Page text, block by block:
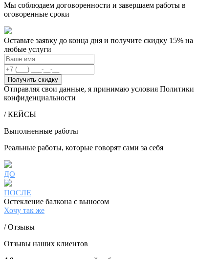
Мы соблюдаем договоренности и завершаем работы в
оговоренные сроки
Оставьте заявку до конца дня и получите скидку 15% на
любые услуги
Получить скидку
Отправляя свои данные, я принимаю условия Политики
конфиденциальности
/ КЕЙСЫ
Выполненные работы
Реальные работы, которые говорят сами за себя
ДО
ПОСЛЕ
Остекление балкона с выносом
Хочу так же
/ Отзывы
Отзывы наших клиентов